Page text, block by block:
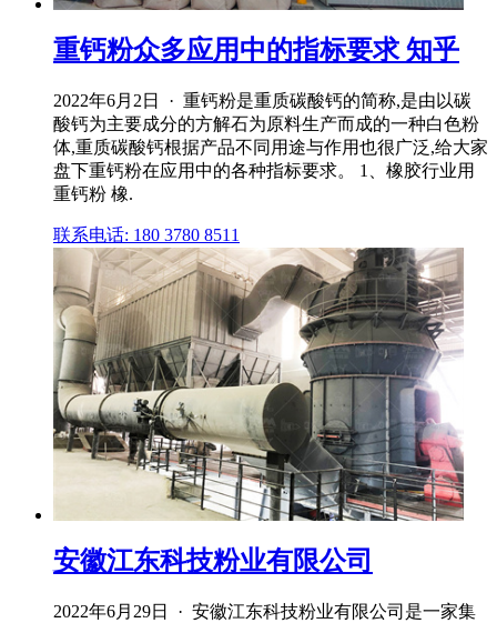
重钙粉众多应用中的指标要求 知乎
2022年6月2日 · 重钙粉是重质碳酸钙的简称,是由以碳
酸钙为主要成分的方解石为原料生产而成的一种白色粉
体,重质碳酸钙根据产品不同用途与作用也很广泛,给大家
盘下重钙粉在应用中的各种指标要求。 1、橡胶行业用
重钙粉 橡.
联系电话: 180 3780 8511
安徽江东科技粉业有限公司
2022年6月29日 · 安徽江东科技粉业有限公司是一家集